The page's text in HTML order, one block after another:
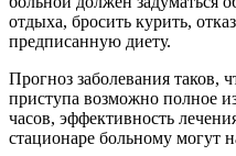
отдыха, бросить курить,
предписанную диету.
Прогноз заболевания таков,
приступа возможно полное
часов, эффективность
стационаре больному могут